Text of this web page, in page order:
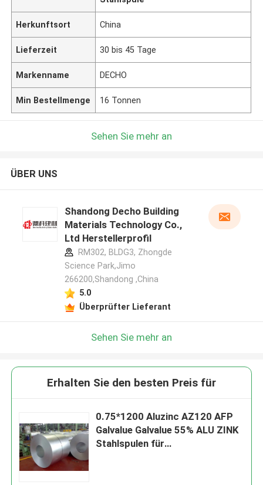
Herkunftsort China
Lieferzeit 30 bis 45 Tage
Markenname DECHO
Min Bestellmenge 16 Tonnen
Sehen Sie mehr an
ÜBER UNS
Shandong Decho Building
Materials Technology Co.,
Ltd Herstellerprofil
RM302, BLDG3, Zhongde
Science Park,Jimo
266200,Shandong ,China
5.0
Überprüfter Lieferant
Sehen Sie mehr an
Erhalten Sie den besten Preis für
0.75*1200 Aluzinc AZ120 AFP
Galvalue Galvalue 55% ALU ZINK
Stahlspulen für